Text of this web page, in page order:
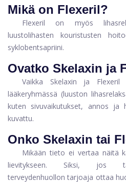
Mikä on Flexeril?
Flexeril on myös
luustolihasten kouristusten
syklobentsapriini.
Ovatko Skelaxin ja
Vaikka Skelaxin ja
lääkeryhmässä (luuston
kuten sivuvaikutukset, annos ja
kuvattu.
Onko Skelaxin tai
Mikään tieto ei vertaa näitä
lievitykseen. Siksi, jos
terveydenhuollon tarjoaja ottaa